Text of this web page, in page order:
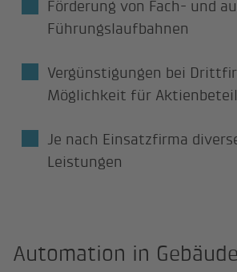
Förderung von Fach- und
Führungslaufbahnen
Vergünstigungen bei
Möglichkeit für
Je nach Einsatzfirma
Leistungen
Automation in